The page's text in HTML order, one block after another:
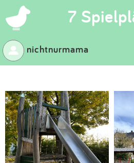
7
App
Blog
nichtnurmama